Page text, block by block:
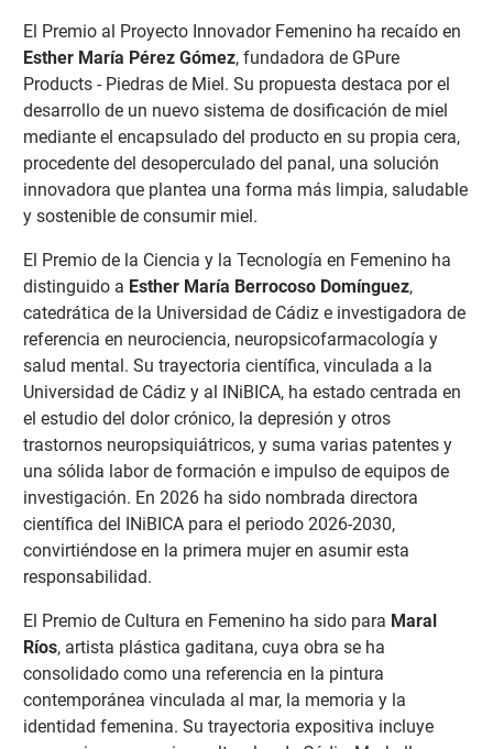
El Premio al Proyecto Innovador Femenino ha recaído en
Esther María Pérez Gómez, fundadora de GPure
Products - Piedras de Miel. Su propuesta destaca por el
desarrollo de un nuevo sistema de dosificación de miel
mediante el encapsulado del producto en su propia cera,
procedente del desoperculado del panal, una solución
innovadora que plantea una forma más limpia, saludable
y sostenible de consumir miel.
El Premio de la Ciencia y la Tecnología en Femenino ha
distinguido a Esther María Berrocoso Domínguez,
catedrática de la Universidad de Cádiz e investigadora de
referencia en neurociencia, neuropsicofarmacología y
salud mental. Su trayectoria científica, vinculada a la
Universidad de Cádiz y al INiBICA, ha estado centrada en
el estudio del dolor crónico, la depresión y otros
trastornos neuropsiquiátricos, y suma varias patentes y
una sólida labor de formación e impulso de equipos de
investigación. En 2026 ha sido nombrada directora
científica del INiBICA para el periodo 2026-2030,
convirtiéndose en la primera mujer en asumir esta
responsabilidad.
El Premio de Cultura en Femenino ha sido para Maral
Ríos, artista plástica gaditana, cuya obra se ha
consolidado como una referencia en la pintura
contemporánea vinculada al mar, la memoria y la
identidad femenina. Su trayectoria expositiva incluye